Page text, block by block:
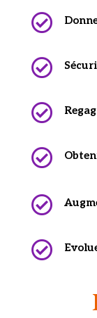





